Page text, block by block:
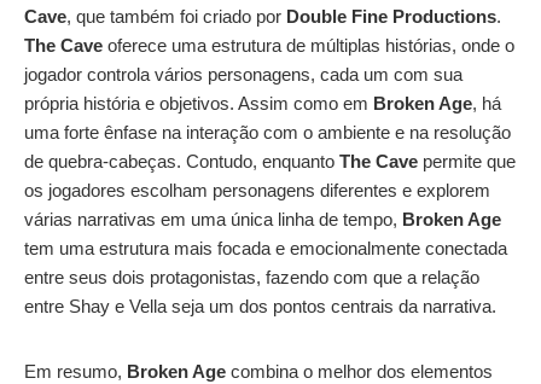
Cave, que também foi criado por Double Fine Productions.
The Cave oferece uma estrutura de múltiplas histórias, onde o
jogador controla vários personagens, cada um com sua
própria história e objetivos. Assim como em Broken Age, há
uma forte ênfase na interação com o ambiente e na resolução
de quebra-cabeças. Contudo, enquanto The Cave permite que
os jogadores escolham personagens diferentes e explorem
várias narrativas em uma única linha de tempo, Broken Age
tem uma estrutura mais focada e emocionalmente conectada
entre seus dois protagonistas, fazendo com que a relação
entre Shay e Vella seja um dos pontos centrais da narrativa.
Em resumo, Broken Age combina o melhor dos elementos